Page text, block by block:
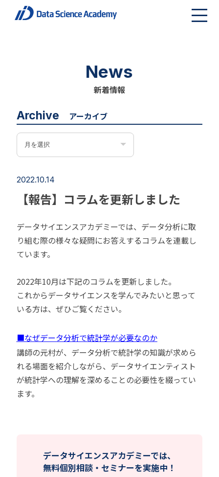
News
新着情報
2022.10.14
【報告】コラムを更新しました
データサイエンスアカデミーでは、データ分析に取
り組む際の様々な疑問にお答えするコラムを連載し
ています。
2022年10月は下記のコラムを更新しました。
これからデータサイエンスを学んでみたいと思って
いる方は、ぜひご覧ください。
■なぜデータ分析で統計学が必要なのか
講師の元村が、データ分析で統計学の知識が求めら
れる場面を紹介しながら、データサイエンティスト
が統計学への理解を深めることの必要性を綴ってい
ます。
データサイエンスアカデミーでは、
無料個別相談・セミナーを実施中！
Archive アーカイブ